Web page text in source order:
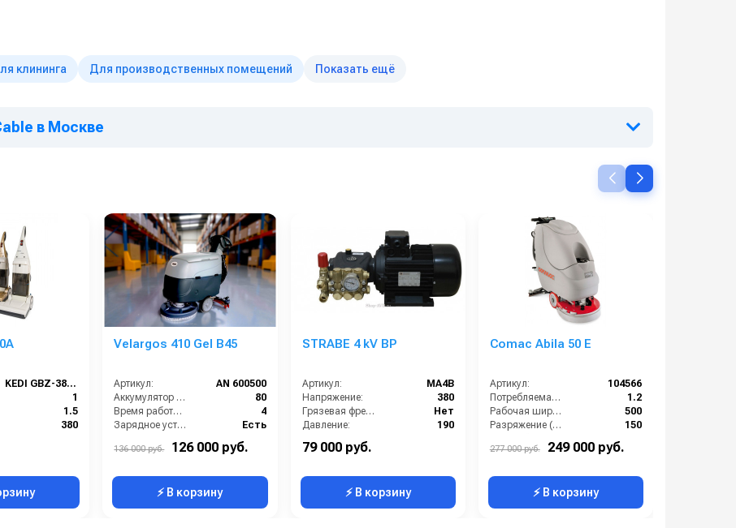
клининга Для производственных помещений Показать ещё
в Москве
KEDI GBZ-380A
1
1.5
380
Velargos 410 Gel B45
Артикул:
AN 600500
Аккумулятор АКБ (В/А·ч):
80
Время работы (ч):
4
Зарядное устройство:
Есть
1900
Рабочая ширина (мм):
136 000 руб. 126 000 руб.
⚡ В корзину
STRABE 4 kV BP
Артикул:
MA4B
Напряжение:
380
Грязевая фреза:
Нет
Давление:
190
Защита от включения без воды:
Класс оборудования:
79 000 руб.
⚡ В корзину
Comac Abila 50 E
Артикул:
104566
Потребляемая мощность (кВт):
1.2
Рабочая ширина щеток (мм):
500
Разряжение (мБар):
150
Тип машины:
Сетевая
277 000 руб. 249 000 руб.
⚡ В корзину